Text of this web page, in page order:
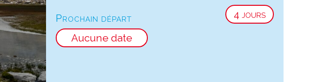
Prochain départ
Aucune date
4 jours